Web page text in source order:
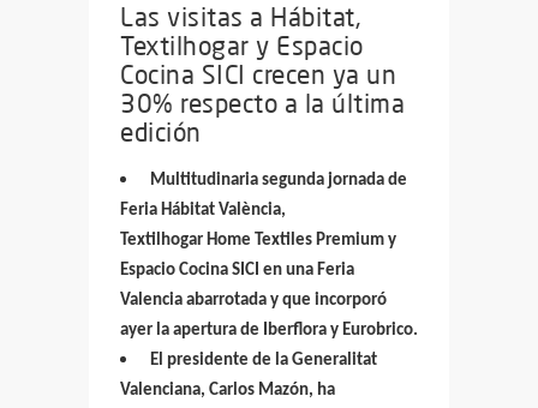
Las visitas a Hábitat,
Textilhogar y Espacio
Cocina SICI crecen ya un
30% respecto a la última
edición
Multitudinaria segunda jornada de
Feria Hábitat València,
Textilhogar Home Textiles Premium y
Espacio Cocina SICI en una Feria
Valencia abarrotada y que incorporó
ayer la apertura de Iberflora y Eurobrico.
El presidente de la Generalitat
Valenciana, Carlos Mazón, ha